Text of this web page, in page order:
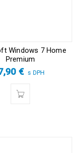
Windows 7 Home
Premium
€ s DPH